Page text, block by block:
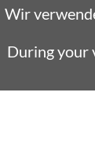
Wir
During your